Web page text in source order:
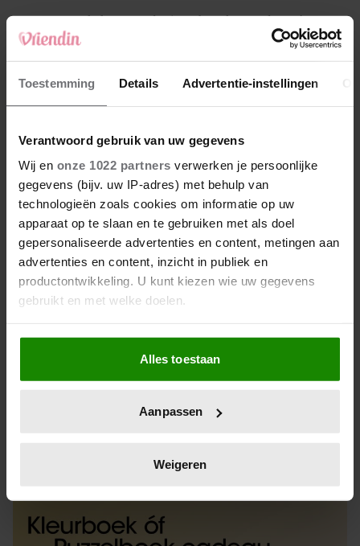
Toestemming Details Advertentie-instellingen
Verantwoord gebruik van uw gegevens
Wij en onze 1022 partners verwerken je persoonlijke
gegevens (bijv. uw IP-adres) met behulp van
technologieën zoals cookies om informatie op uw
apparaat op te slaan en te gebruiken met als doel
gepersonaliseerde advertenties en content, metingen aan
advertenties en content, inzicht in publiek en
productontwikkeling. U kunt kiezen wie uw gegevens
gebruikt en met welke doelen.
Als u het toestaat, willen we ook graag:
Informatie verzamelen over uw geografische
locatie, die tot een paar meter nauwkeurig kan zijn
scannen op specifieke eigenschappen (fingerprinting)
verwerkt en stel uw voorkeuren in het
intrekken in de Cookieverklaring.
We gebruiken cookies om content en advertenties te
Alles toestaan
Aanpassen
Weigeren
4 Makelaar Mandy: ‘Een bericht van de BN’er.
Een foto. Mijn lijf reageert’
5 Makelaar Mandy: ‘Vrijdagavond belde Bart.
Hij sprak eng kalm’
Nieuw